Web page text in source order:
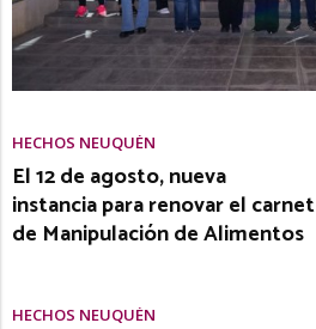
HECHOS NEUQUÉN
El 12 de agosto, nueva
instancia para renovar el carnet
de Manipulación de Alimentos
HECHOS NEUQUÉN